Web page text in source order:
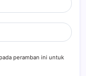
peramban ini untuk